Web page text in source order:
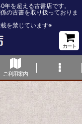
を超える古書店です。
の古書を取り扱っておりま
を禁じています※
カート
ご利用案内